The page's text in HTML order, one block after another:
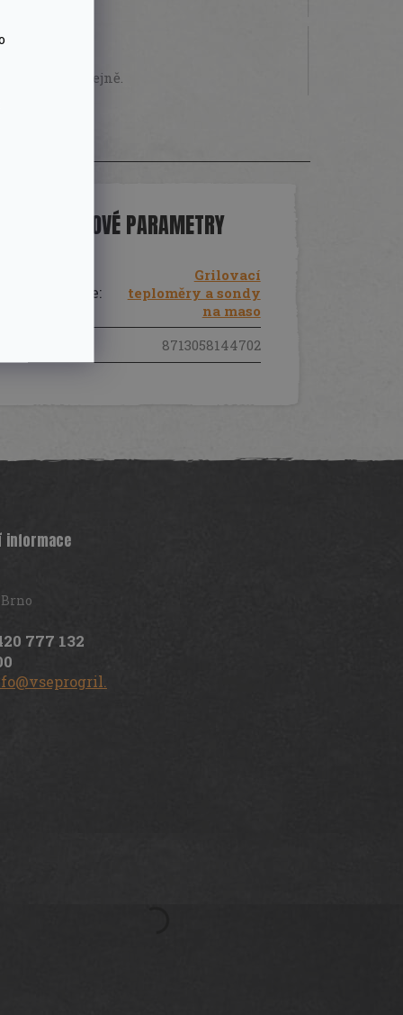
na prodejně.
DOPLŇKOVÉ PARAMETRY
Kategorie:
Grilovací
teploměry a sondy
na maso
8713058144702
informace
777 132